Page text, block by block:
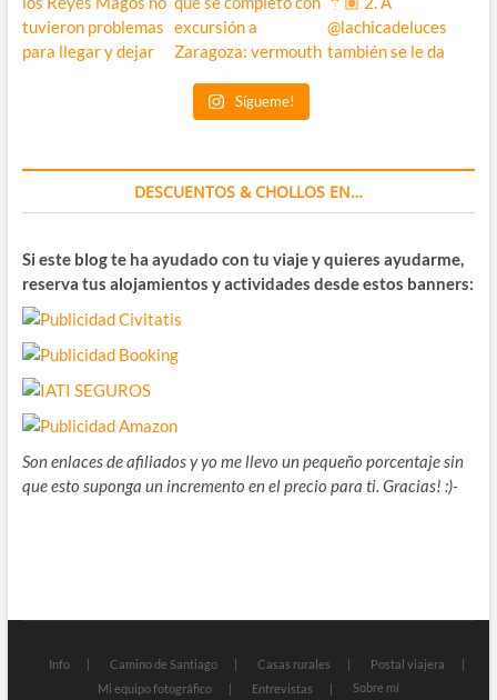
Sígueme!
DESCUENTOS & CHOLLOS EN…
Si este blog te ha ayudado con tu viaje y quieres ayudarme,
reserva tus alojamientos y actividades desde estos banners:
Son enlaces de afiliados y yo me llevo un pequeño porcentaje sin
que esto suponga un incremento en el precio para ti. Gracias! :)-
Info Camino de Santiago Casas rurales
Postal viajera
Mi equipo fotográfico
Entrevistas Sobre mí